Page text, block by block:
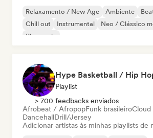
Relaxamento / New Age Ambiente
Chill out
Instrumental
Neo / Clássico
Piano solo
Hype Basketball / Hip
Playlist
> 700 feedbacks enviados
Afrobeat / AfropopFunk brasileiroCloud
DancehallDrill/Jersey
Adicionar artistas às minhas playlists de